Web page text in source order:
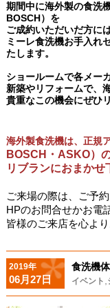
期間中に海外製の食洗
BOSCH）を
ご成約いただいだ方には
ミーレ食洗機お手入れ
たします。
ショールームで各メー
新築やリフォームで、
貴重なこの機会にぜひ
海外製食洗機は、 正規
BOSCH・ASKO）
リブランにおまかせ
ご来場の際は、ご予
HPのお問合せかお電
皆様のご来店を心よ
2019年
06月27日
食洗機
イベント